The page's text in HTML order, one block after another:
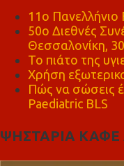
11ο
50ο Διεθνές
Θεσσαλονίκη,
Το πιάτο της
Χρήση
Πώς να σώσεις
Paediatric BLS
ΨΗΣΤΑΡΙΑ